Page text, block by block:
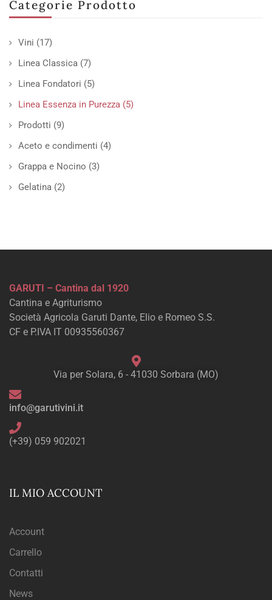
Categorie Prodotto
Vini (17)
Linea Classica (7)
Linea Fondatori (5)
Linea Essenza in Purezza (5)
Prodotti (9)
Aceto e condimenti (4)
Grappa e Nocino (3)
Gelatina (2)
GARUTI – Cantina dal 1920
Cantina e Agriturismo
Società Agricola Garuti Dante, Elio e Romeo S.S.
CF e P.IVA IT 00935560367
Via per Solara, 6 - 41030 Sorbara (MO)
info@garutivini.it
(+39) 059 902021
IL MIO ACCOUNT
Account
Carrello
Contatti
News